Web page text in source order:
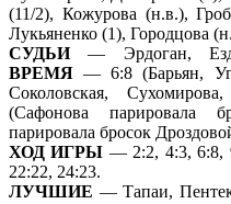
(11/2), Кожурова (н.в.),
Лукьяненко (1), Городцова
СУДЬИ— Эрдоган,
ВРЕМЯ — 6:8 (Барьян,
Соколовская,
(Сафонова парировала
парировала бросок
ХОД ИГРЫ — 2:2, 4:3, 6:8,
22:22, 24:23.
ЛУЧШИЕ — Тапаи,